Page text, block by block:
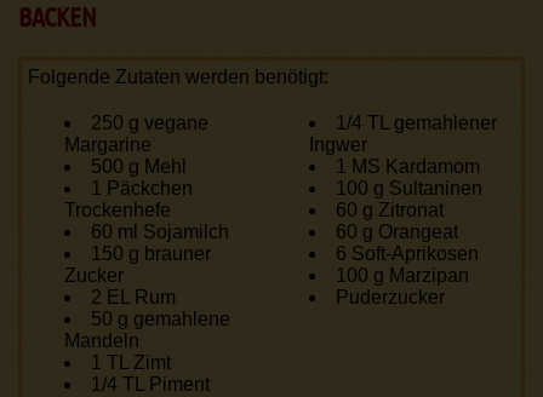
BACKEN
Folgende Zutaten werden benötigt:
250 g vegane
Margarine
500 g Mehl
1 Päckchen
Trockenhefe
60 ml Sojamilch
150 g brauner
Zucker
2 EL Rum
50 g gemahlene
Mandeln
1 TL Zimt
1/4 TL Piment
1/4 TL gemahlener
Ingwer
1 MS Kardamom
100 g Sultaninen
60 g Zitronat
60 g Orangeat
6 Soft-Aprikosen
100 g Marzipan
Puderzucker